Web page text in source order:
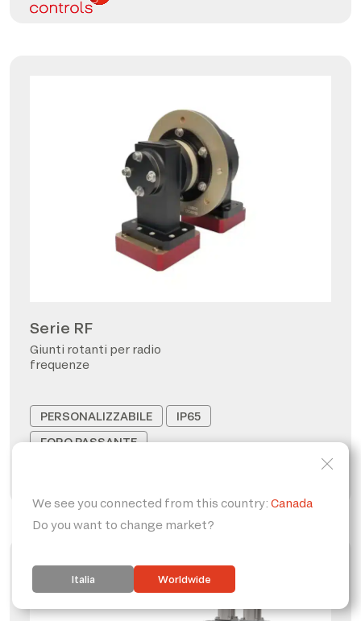
Serie RF
Giunti rotanti per radio
frequenze
PERSONALIZZABILE
IP65
FORO PASSANTE